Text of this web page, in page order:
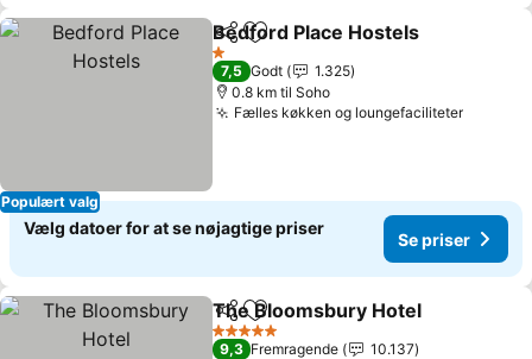
Populært valg
Del Føj til favoritter
Bedford Place Hostels
1 Stjerner
7,5 Godt
1.325
0.8 km til Soho
Fælles køkken og loungefaciliteter
Vælg datoer for at se nøjagtige priser
Se priser
Del Føj til favoritter
The Bloomsbury Hotel
5 Stjerner
9,3 Fremragende
10.137